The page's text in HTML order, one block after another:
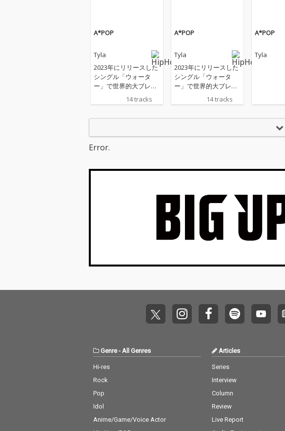
A*POP
Tyla
2023年にリリースした
シングル「ウォータ
ー」で世界的大ブレイ
クを果たし、グラミー
賞2冠を達成した南ア
フリカ出身のソロ女性
上最高位を記録し、彼
した作品だ。「自信」
テーマに、彼女のルー
ツとアイデンティティ
多彩なジャンルを自在
に融合させながら、官
ーカルが輝く本作に
は、日本でもSNSを中
ャネル」、ザラ・ラー
ソンとのコラボレーシ
ョンで世界的バイラル
14 tracks
A*POP
Tyla
2023年にリリースした
シングル「ウォータ
ー」で世界的大ブレイ
クを果たし、グラミー
賞2冠を達成した南ア
上最高位を記録し、彼
aが満を持して送り出
すセカンド・アルバム
『A*ポップ』は、単な
るアルバムではなく、
Tyla自身が掲げる新た
なムーブメントであ
した作品だ。「自信」
テーマに、彼女のルー
ツとアイデンティティ
多彩なジャンルを自在
に融合させながら、官
ーカルが輝く本作に
は、日本でもSNSを中
ャネル」、ザラ・ラー
ソンとのコラボレーシ
ョンで世界的バイラル
14 tracks
A*POP
Tyla
Error.
Genre- All Genres
Hi-res
Rock
Pop
Idol
Anime/Game/Voice Actor
Articles
Series
Interview
Column
Review
Live Report